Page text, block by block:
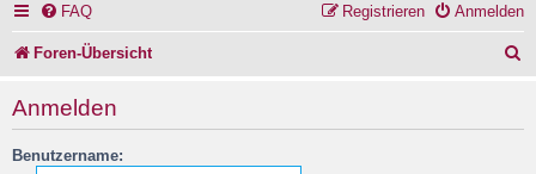
FAQ Anmelden
Registrieren
Foren-Übersicht
Anmelden
Benutzername: